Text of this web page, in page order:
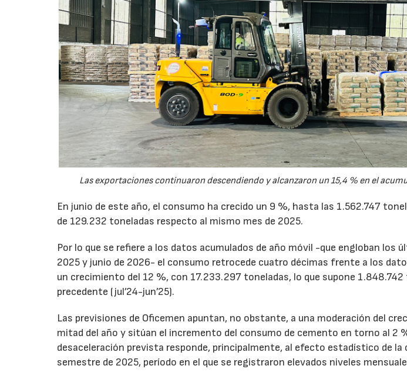
Las exportaciones continuaron descendiendo y alcanzaron un 15,4 % en el
En junio de este año, el consumo ha crecido un 9 %, hasta las 1.562.747
de 129.232 toneladas respecto al mismo mes de 2025.
Por lo que se refiere a los datos acumulados de año móvil -que engloban los
2025 y junio de 2026- el consumo retrocede cuatro décimas frente a los
un crecimiento del 12 %, con 17.233.297 toneladas, lo que supone
precedente (jul’24-jun’25).
Las previsiones de Oficemen apuntan, no obstante, a una moderación del
mitad del año y sitúan el incremento del consumo de cemento en torno al 2
desaceleración prevista responde, principalmente, al efecto estadístico de la
semestre de 2025, período en el que se registraron elevados niveles